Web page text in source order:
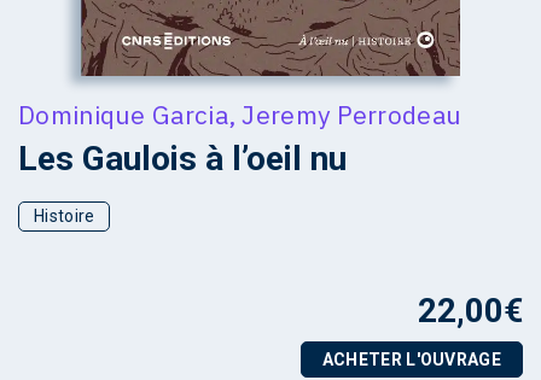
Dominique Garcia,Jeremy Perrodeau
Les Gaulois à l’oeil nu
Histoire
22,00€
ACHETER L'OUVRAGE